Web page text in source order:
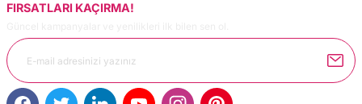
FIRSATLARI KAÇIRMA!